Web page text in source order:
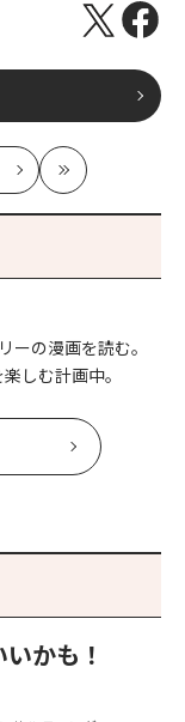
最
新
の漫画を読む。
しむ計画中。
かも！